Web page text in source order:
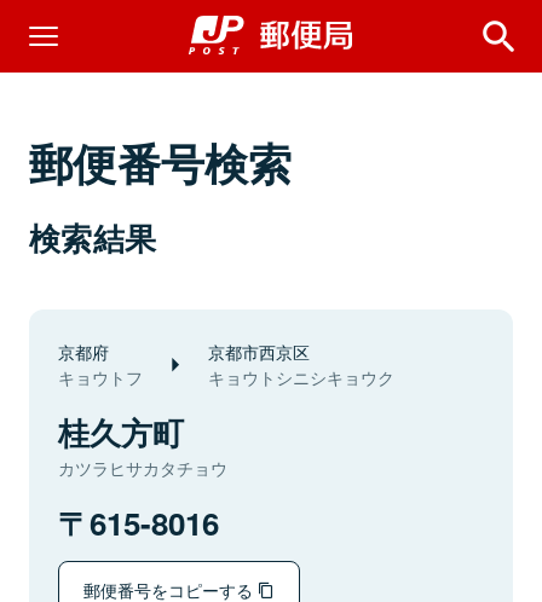
郵便番号検索
検索結果
京都府
キョウトフ
京都市西京区
キョウトシニシキョウク
桂久方町
カツラヒサカタチョウ
615-8016
郵便番号をコピーする